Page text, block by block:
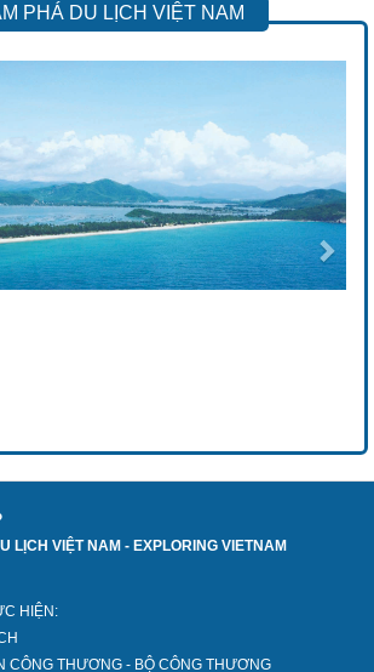
PHÁ DU LỊCH VIỆT NAM
Next
LỊCH VIỆT NAM - EXPLORING VIETNAM
HIỆN:
CÔNG THƯƠNG - BỘ CÔNG THƯƠNG